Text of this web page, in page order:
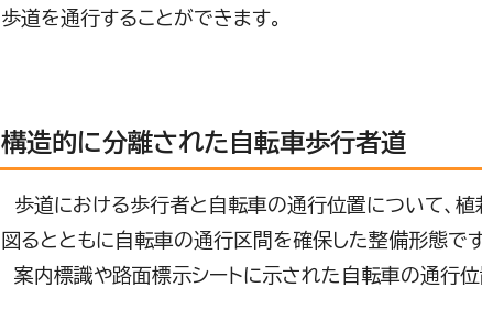
歩道を通行することができます。
構造的に分離された自転車歩行者道
歩道における歩行者と自転車の通行位置について、
図るとともに自転車の通行区間を確保した整備形態です
案内標識や路面標示シートに示された自転車の通行位